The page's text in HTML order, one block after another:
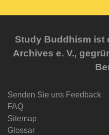
Study Buddhism ist
Archives e. V.,
Senden Sie uns Feedback
FAQ
Sitemap
Glossar